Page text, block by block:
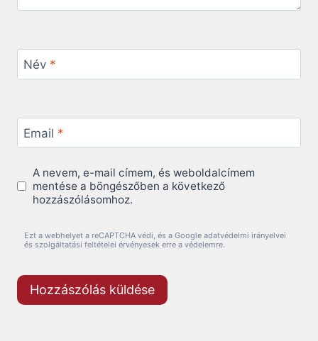
Név *
Email *
A nevem, e-mail címem, és weboldalcímem
mentése a böngészőben a következő
hozzászólásomhoz.
Ezt a webhelyet a reCAPTCHA védi, és a Google adatvédelmi irányelvei
és szolgáltatási feltételei érvényesek erre a védelemre.